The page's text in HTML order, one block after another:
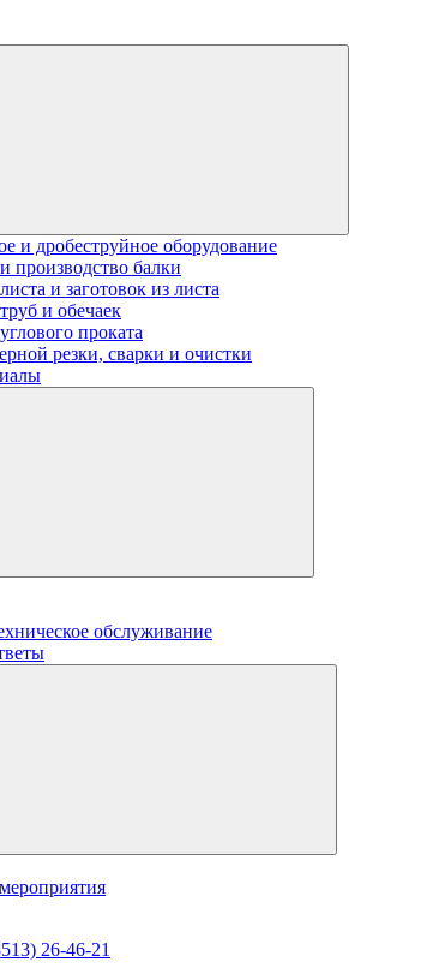
и дробеструйное оборудование
производство балки
и заготовок из листа
и обечаек
проката
резки, сварки и очистки
обслуживание
26-46-21